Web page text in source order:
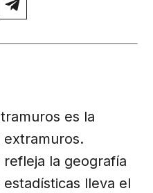
Compartir
en
es la
extramuros.
la geografía
lleva el